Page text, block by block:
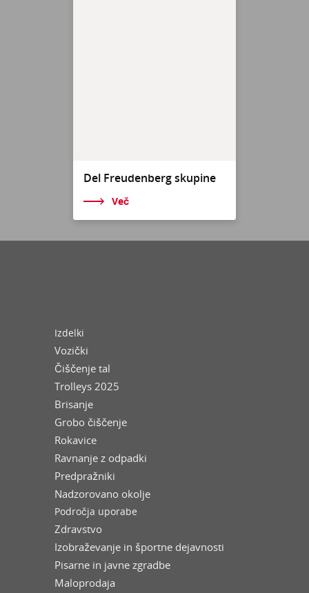
Del Freudenberg skupine
Več
Izdelki
Vozički
Čiščenje tal
Trolleys 2025
Brisanje
Grobo čiščenje
Rokavice
Ravnanje z odpadki
Predpražniki
Nadzorovano okolje
Področja uporabe
Zdravstvo
Izobraževanje in športne dejavnosti
Pisarne in javne zgradbe
Maloprodaja